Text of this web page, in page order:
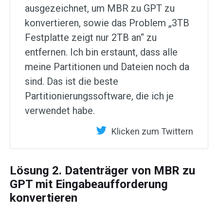
ausgezeichnet, um MBR zu GPT zu
konvertieren, sowie das Problem „3TB
Festplatte zeigt nur 2TB an“ zu
entfernen. Ich bin erstaunt, dass alle
meine Partitionen und Dateien noch da
sind. Das ist die beste
Partitionierungssoftware, die ich je
verwendet habe.
Klicken zum Twittern
Lösung 2. Datenträger von MBR zu
GPT mit Eingabeaufforderung
konvertieren